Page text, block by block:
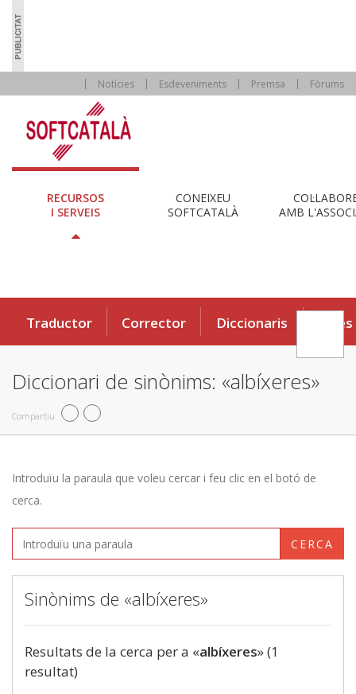
Notícies Esdeveniments Premsa Fòrums
RECURSOS
I SERVEIS
CONEIXEU
SOFTCATALÀ
AMB
Traductor Corrector Diccionaris Eines
Diccionari de sinònims: «albíxeres»
Compartiu
Introduïu la paraula que voleu cercar i feu clic en el botó de
cerca.
CERCA
Sinònims de «albíxeres»
Resultats de la cerca per a «albíxeres» (1
resultat)